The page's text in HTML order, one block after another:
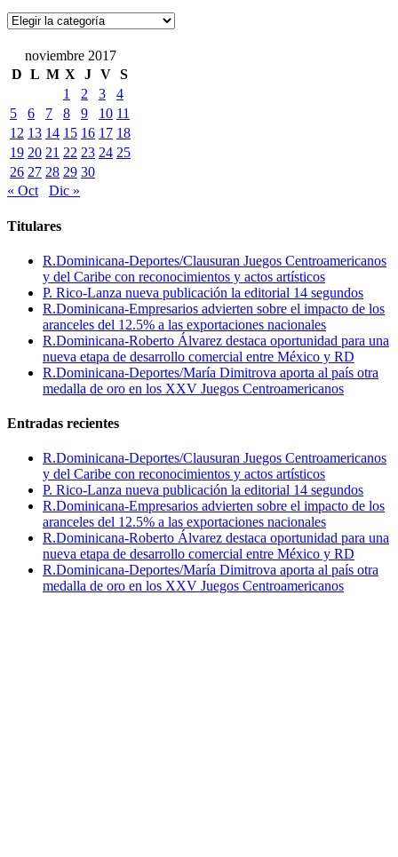
Categorías
noviembre 2017
D L M X J V S
1
2 3
4
5
6 7 8 9 10 11
12 13 14 15 16 17 18
19 20 21 22 23 24 25
26 27 28 29 30
« Oct
Dic »
Titulares
R.Dominicana-Deportes/Clausuran Juegos Centroamericanos
y del Caribe con reconocimientos y actos artísticos
P. Rico-Lanza nueva publicación la editorial 14 segundos
R.Dominicana-Empresarios advierten sobre el impacto de los
aranceles del 12.5% a las exportaciones nacionales
R.Dominicana-Roberto Álvarez destaca oportunidad para una
nueva etapa de desarrollo comercial entre México y RD
R.Dominicana-Deportes/María Dimitrova aporta al país otra
medalla de oro en los XXV Juegos Centroamericanos
Entradas recientes
R.Dominicana-Deportes/Clausuran Juegos Centroamericanos
y del Caribe con reconocimientos y actos artísticos
P. Rico-Lanza nueva publicación la editorial 14 segundos
R.Dominicana-Empresarios advierten sobre el impacto de los
aranceles del 12.5% a las exportaciones nacionales
R.Dominicana-Roberto Álvarez destaca oportunidad para una
nueva etapa de desarrollo comercial entre México y RD
R.Dominicana-Deportes/María Dimitrova aporta al país otra
medalla de oro en los XXV Juegos Centroamericanos